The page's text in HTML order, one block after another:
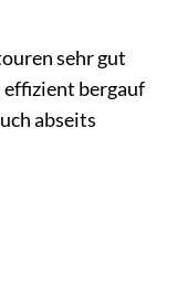
sehr gut
bergauf
abseits